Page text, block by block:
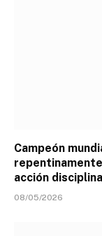
Campeón
acción
08/05/2026